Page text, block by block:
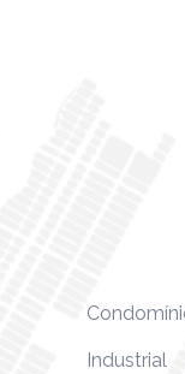
Industrial